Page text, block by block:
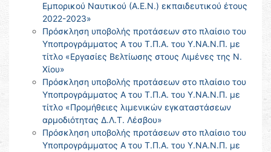
Εμπορικού Ναυτικού (Α.Ε.Ν.) εκπαιδευτικού έτους
2022-2023»
Πρόσκληση υποβολής προτάσεων στο πλαίσιο του
Υποπρογράμματος Α του Τ.Π.Α. του Υ.ΝΑ.Ν.Π. με
τίτλο «Εργασίες Βελτίωσης στους Λιμένες της Ν.
Χίου»
Πρόσκληση υποβολής προτάσεων στο πλαίσιο του
Υποπρογράμματος Α του Τ.Π.Α. του Υ.ΝΑ.Ν.Π. με
τίτλο «Προμήθειες λιμενικών εγκαταστάσεων
αρμοδιότητας Δ.Λ.Τ. Λέσβου»
Πρόσκληση υποβολής προτάσεων στο πλαίσιο του
Υποπρογράμματος Α του Τ.Π.Α. του Υ.ΝΑ.Ν.Π. με